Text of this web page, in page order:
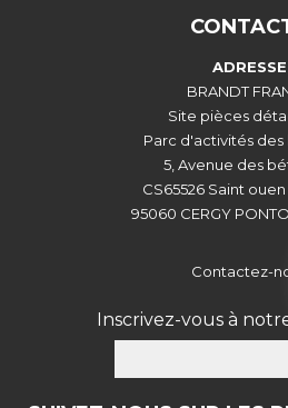
ADRESSE
BRANDT
Site pièces
Parc d'activités
5, Avenue des
CS65526 Saint
95060 CERGY
Contactez-
Inscrivez-vous à